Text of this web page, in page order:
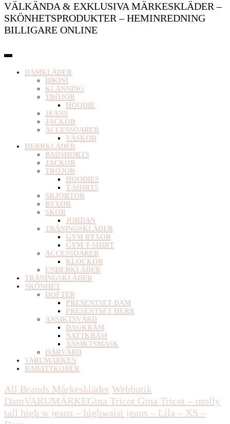
VÄLKÄNDA & EXKLUSIVA MÄRKESKLÄDER –
SKÖNHETSPRODUKTER – HEMINREDNING
BILLIGARE ONLINE
DAMKLÄDER
BIKINI
KLÄNNING
TRÖJOR
HOODIE
JEANS
JACKOR
ACCESSOARER
VÄSKOR
HERRKLÄDER
BADSHORTS
JACKOR
TRÖJOR
HOODIES
T-SHIRTS
SKJORTOR
BYXOR
SKOR
JORDAN
TRÄNINGSKLÄDER
GYM BYXOR
GYM T-SHIRT
ACCESSOARER
KLOCKOR
UNDERKLÄDER
TRÄNINGSKLÄDER
SKÖNHET
DOFTER
PRESENTSET DAM
PRESENTSET HERR
ANSIKTSVÅRD
DAGKRÄM
NATTKRÄM
ANSIKTSMASK
HÅRVÅRD
VARUMÄRKEN
RABATTKODER
All Brands Mårkeskläder Webbutik
DamVARUMÄRKEGina Tricot Gina Tricot – molly
tall high w jeans – highwaist jeans – Lila – XS –